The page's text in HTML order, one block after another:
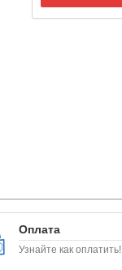
Оплата
Узнайте как оплатить!